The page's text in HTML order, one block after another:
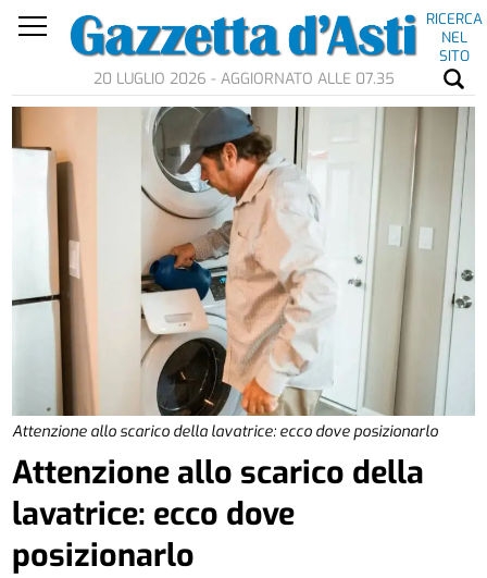
RICERCA
NEL
SITO
20 LUGLIO 2026 - AGGIORNATO ALLE 07.35
Attenzione allo scarico della lavatrice: ecco dove posizionarlo
Attenzione allo scarico della
lavatrice: ecco dove
posizionarlo